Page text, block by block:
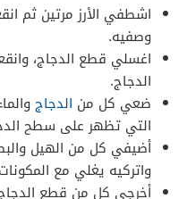
المقادير
طريقة التحضير
اشطفي الأرز مرتين ثم
وصفيه.
اغسلي قطع الدجاج،
الدجاج.
ضعي كل من الدجاج
التي تظهر على سطح
أضيفي كل من الهيل
واتركيه يغلي مع
أخرِجي كل من قطع الدجاج